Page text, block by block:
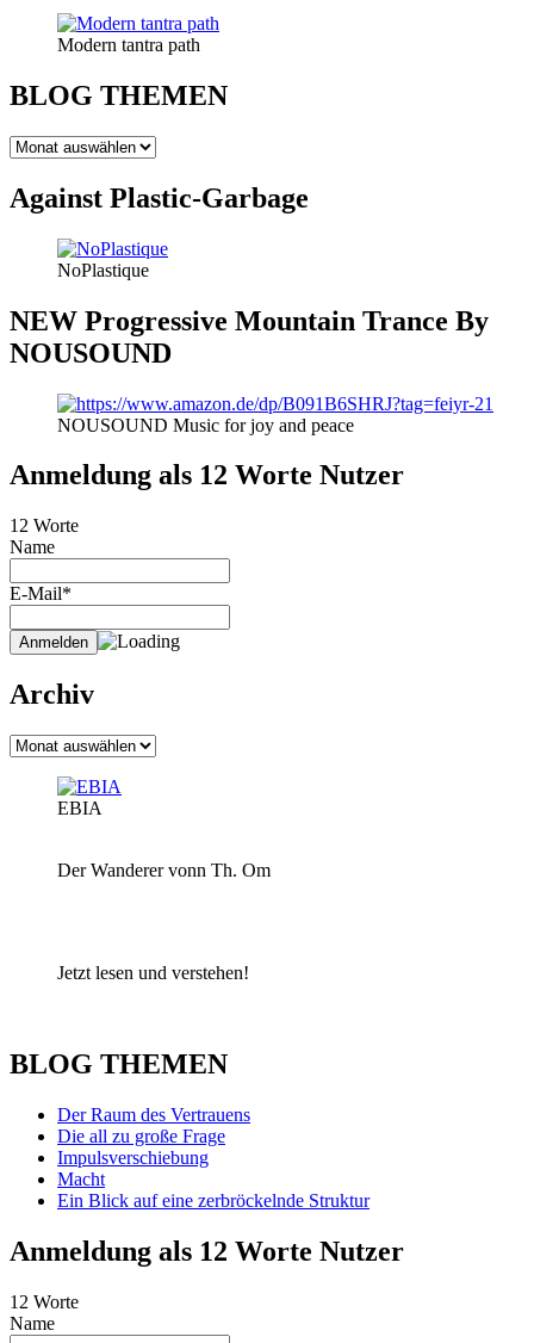
Modern tantra path
BLOG THEMEN
BLOG
Against Plastic-Garbage
NoPlastique
NEW Progressive Mountain Trance By
NOUSOUND
NOUSOUND Music for joy and peace
Anmeldung als 12 Worte Nutzer
12 Worte
Name
E-Mail*
Archiv
Archiv
EBIA
Der Wanderer vonn Th. Om
Jetzt lesen und verstehen!
BLOG THEMEN
Der Raum des Vertrauens
Die all zu große Frage
Impulsverschiebung
Macht
Ein Blick auf eine zerbröckelnde Struktur
Anmeldung als 12 Worte Nutzer
12 Worte
Name